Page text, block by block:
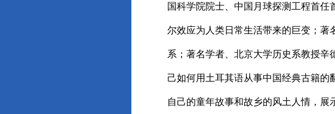
国科学院院士、中国月球探测工程首
尔效应为人类日常生活带来的巨变；著
系；著名学者、北京大学历史系教授
己如何用土耳其语从事中国经典古籍
自己的童年故事和故乡的风土人情，展